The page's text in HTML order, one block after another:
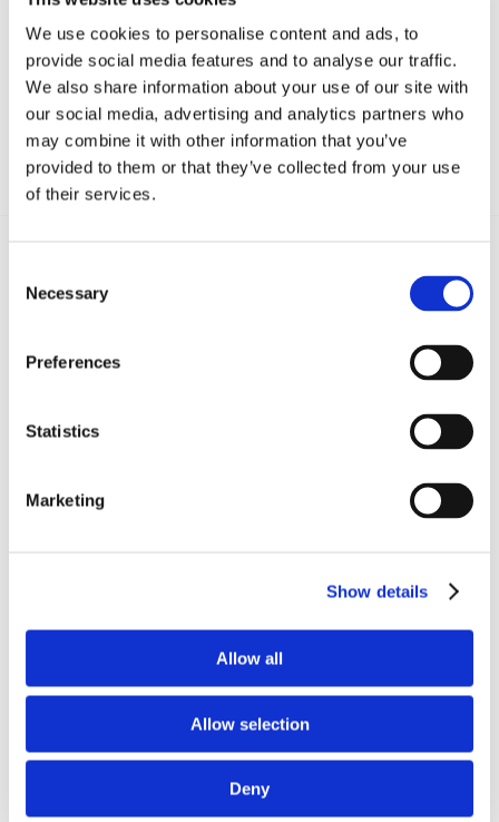
We use cookies to personalise content and ads, to
provide social media features and to analyse our traffic.
We also share information about your use of our site with
our social media, advertising and analytics partners who
may combine it with other information that you’ve
provided to them or that they’ve collected from your use
of their services.
Selection
Necessary
Preferences
Statistics
Marketing
Show details
Allow all
Allow selection
Deny
Recent posts
24 Luglio 2026